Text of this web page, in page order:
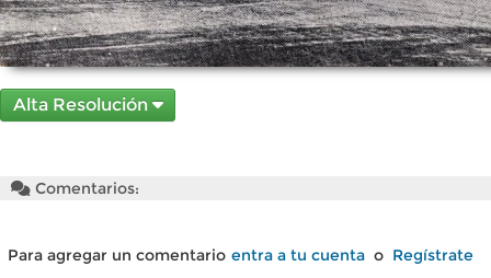
Alta Resolución
Comentarios:
Para agregar un comentario entra a tu cuenta o Regístrate